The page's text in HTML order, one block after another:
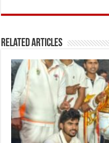
ce
o
o
k
it
r
at
A
p
p
ai
Related Articles